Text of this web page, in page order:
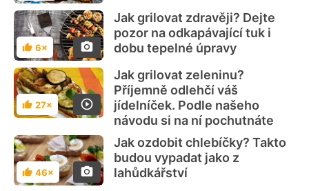
Hodnocení
6×
Jak grilovat zdravěji? Dejte
pozor na odkapávající tuk i
dobu tepelné úpravy
Hodnocení
27×
Jak grilovat zeleninu?
Příjemně odlehčí váš
jídelníček. Podle našeho
návodu si na ní pochutnáte
Hodnocení
46×
Jak ozdobit chlebíčky? Takto
budou vypadat jako z
lahůdkářství